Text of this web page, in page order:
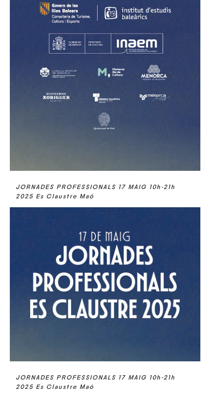
JORNADES PROFESSIONALS 17 MAIG 10h-21h
2025 Es Claustre Maó
JORNADES PROFESSIONALS 17 MAIG 10h-21h
2025 Es Claustre Maó